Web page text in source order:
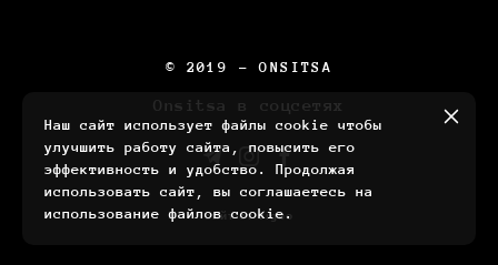
© 2019 - ONSITSA
Onsitsa в соцсетях
сайт от vigbo
Наш сайт использует файлы cookie чтобы
улучшить работу сайта, повысить его
эффективность и удобство. Продолжая
использовать сайт, вы соглашаетесь на
использование файлов cookie.